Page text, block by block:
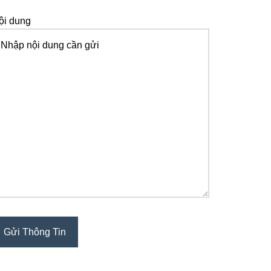
dung